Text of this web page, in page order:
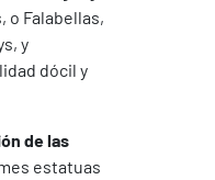
o Falabellas,
y
dócil y
de las
estatuas